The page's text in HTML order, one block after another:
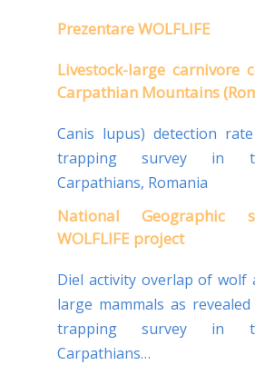
Prezentare WOLFLIFE
Livestock-large carnivore
Carpathian Mountains
Canis lupus) detection
trapping survey in
Carpathians, Romania
National Geographic
WOLFLIFE project
Diel activity overlap of wolf
large mammals as
trapping survey in
Carpathians…